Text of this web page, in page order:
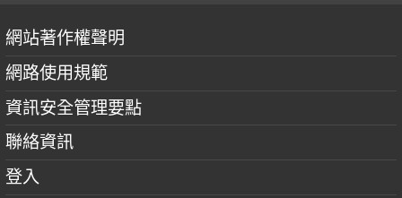
網站著作權聲明
網路使用規範
資訊安全管理要點
聯絡資訊
登入